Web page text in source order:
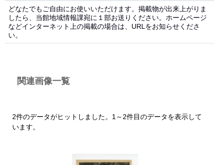
どなたでもご自由にお使いいただけます。掲載物が出来上がりま
したら、当館地域情報課宛に１部お送りください。ホームページ
などインターネット上の掲載の場合は、URLをお知らせくださ
い。
関連画像一覧
2件のデータがヒットしました。1～2件目のデータを表示して
います。